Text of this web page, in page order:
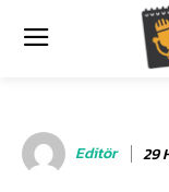
Editör 29